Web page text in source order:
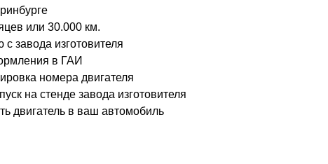
или 30.000 км.
завода изготовителя
в ГАИ
номера двигателя
на стенде завода изготовителя
двигатель в ваш автомобиль